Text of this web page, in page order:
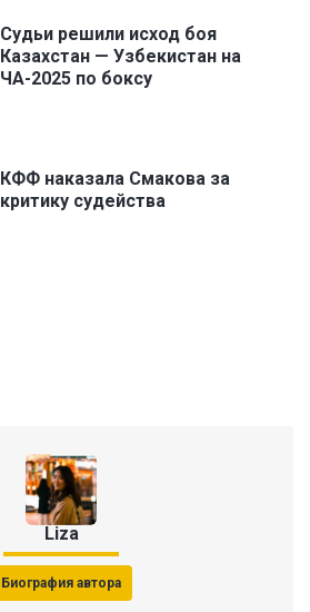
Судьи решили исход боя
Казахстан — Узбекистан на
ЧА-2025 по боксу
КФФ наказала Смакова за
критику судейства
Liza
Биография автора